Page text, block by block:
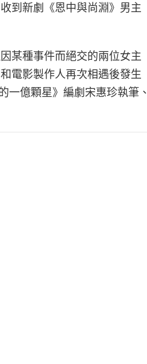
到新劇《恩中與尚淵》男主
某種事件而絕交的兩位女主
電影製作人再次相遇後發生
一億顆星》編劇宋惠珍執筆、